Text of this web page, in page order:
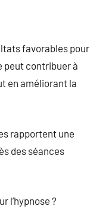
favorables pour
peut contribuer à
en améliorant la
rapportent une
des séances
l’hypnose ?